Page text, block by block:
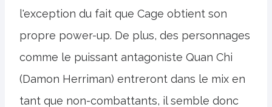
l'exception du fait que Cage obtient son
propre power-up. De plus, des personnages
comme le puissant antagoniste Quan Chi
(Damon Herriman) entreront dans le mix en
tant que non-combattants, il semble donc